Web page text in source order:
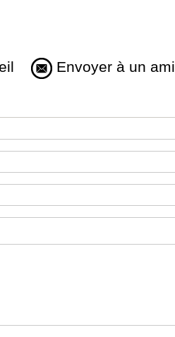
Envoyer à un ami